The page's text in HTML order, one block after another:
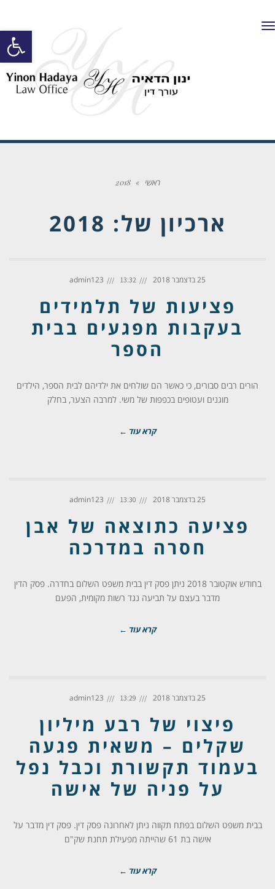
פתח תפריט
ראשי »
2018
ארכיון של: 2018
25 בדצמבר 2018 13:32
admin123
פציעות של תלמידים
בעקבות מפגעים בבית
הספר
הורים רבים סבורים, כי כאשר הם שולחים את ילדיהם לבית הספר, הילדים
מוגנים ועטופים בכפפות של משי. למרבה הצער, בחלק
קרא עוד ←
25 בדצמבר 2018 13:30
admin123
פציעה כתוצאה של אבן
חסרה במדרכה
בחודש אוקטובר 2018 ניתן פסק דין בבית משפט השלום בחדרה. פסק הדין
מדבר בעצם על תביעה נגד רשות מקומית, הפעם
קרא עוד ←
25 בדצמבר 2018 13:29
admin123
פיצוי של רבע מיליון
שקלים – משאית פגעה
בעמוד תקשורת וכבל נפל
על פניה של אישה
בבית משפט השלום בפתח תקווה ניתן לאחרונה פסק דין. פסק דין מדבר על
אישה בת 61 שהייתה מפעילת תחנת שק"ם
קרא עוד ←